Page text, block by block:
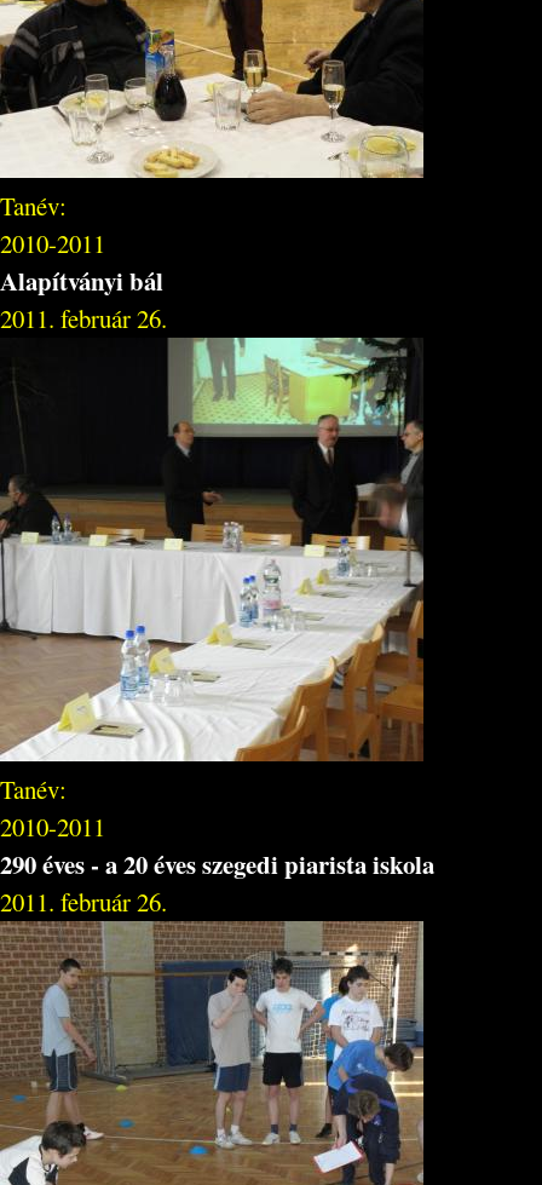
Tanév:
2010-2011
Alapítványi bál
2011. február 26.
Tanév:
2010-2011
290 éves - a 20 éves szegedi piarista iskola
2011. február 26.